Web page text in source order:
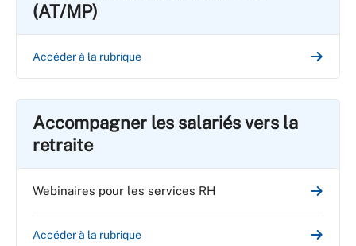
(AT/MP)
Accéder à la rubrique
Accompagner les salariés vers la
retraite
Webinaires pour les services RH
Accéder à la rubrique